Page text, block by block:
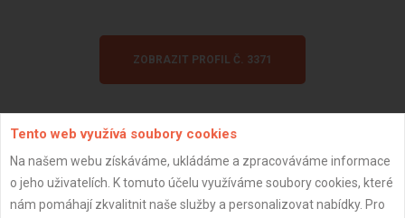
ZOBRAZIT PROFIL Č. 3371
Důležité informace
Tento web využívá soubory cookies
Na našem webu získáváme, ukládáme a zpracováváme informace
o jeho uživatelích. K tomuto účelu využíváme soubory cookies, které
nám pomáhají zkvalitnit naše služby a personalizovat nabídky. Pro